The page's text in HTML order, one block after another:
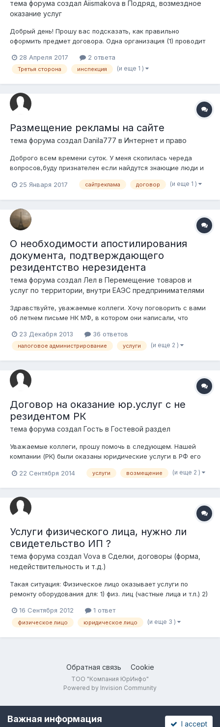
тема форума создал Aiismakova в Подряд, возмездное
оказание услуг
Добрый день! Прошу вас подсказать, как правильно
оформить предмет договора. Одна организация (1) проводит
инспекцию своей техники через нашу компанию (2), сами
обратиться к 1 компании они не могут, у них нет доступа. Они
28 Апреля 2017 2 ответа
Третья сторона инспекция (и еще 1 )
Размещение рекламы на сайте
тема форума создал Danila777 в Интернет и право
Доброго всем времени суток. У меня скопилась череда
вопросов,буду признателен если найдутся знающие люди и
"Образец" работающее по упрощенному режиму 3%. Создал
Подключили все платежные системы...
25 Января 2017 сайтреклама договор (и еще 1 )
О необходимости апостилирования
документа, подтверждающего
резидентство нерезидента
тема форума создал Лел в Перемещение товаров и
услуг по территории, внутри ЕАЭС предпринимателями
Здравствуйте, уважаемые коллеги. Хочу поговорить с вами
об летнем письме НК МФ, в котором они написали, что
нерезидентов, выданных госорганами стран-участниц
Кишиневской конвенции. Вот оно: Письмо Налогового
23 Декабря 2013 36 ответов
налоговое администрирование услуги (и еще 2 )
Договор на оказание юр.услуг с не
резидентом РК
тема форума создал Гость в Гостевой раздел
Уважаемые коллеги, прошу помочь в следующем. Нашей
компании (РК) были оказаны юридические услуги в РФ его
уже заплатила компания РФ с выплатой НДФЛ. Теперь какой
возместил понесенные расходы на...
22 Сентября 2014 услуги возмещение (и еще 2 )
Услуги физического лица, нужно ли
свидетельство ИП ?
тема форума создал Vova в Сделки, договоры (форма,
недействительность и т.д.)
Такая ситуация: Физическое лицо оказывает услуги по
ремонту оборудования для: 1) физ. лиц (частные лица и т.п.) 2)
официальное оформление документов (каких ?) не открывая
для себя ИП ? http://images.yandex...r=162&noreask=1 Кто
16 Сентября 2012 1 ответ
физическое лицо юридическое лицо (и еще 3 )
Обратная связь Cookie
ТОО "Компания ЮрИнфо"
Powered by Invision Community
Важная информация I accept